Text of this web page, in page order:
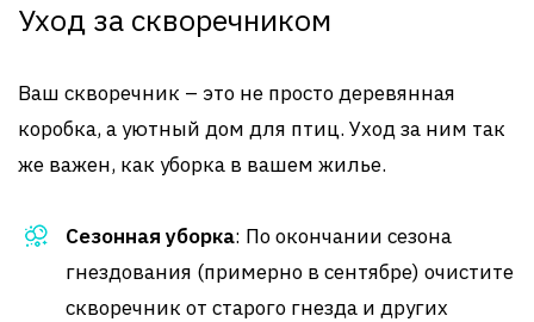
Уход за скворечником
Ваш скворечник – это не просто деревянная
коробка, а уютный дом для птиц. Уход за ним так
же важен, как уборка в вашем жилье.
Сезонная уборка: По окончании сезона
гнездования (примерно в сентябре) очистите
скворечник от старого гнезда и других